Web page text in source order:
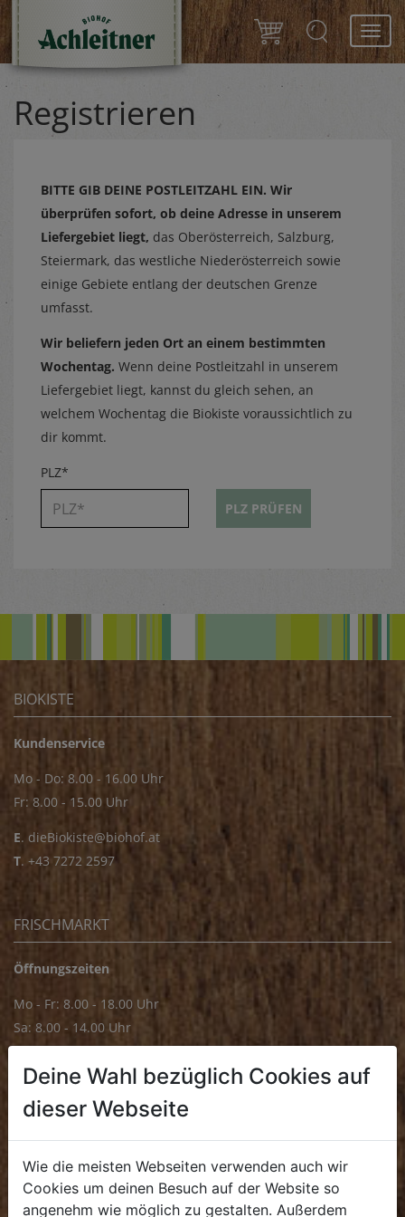
Registrieren
BITTE GIB DEINE POSTLEITZAHL EIN. Wir
überprüfen sofort, ob deine Adresse in unserem
Liefergebiet liegt, das Oberösterreich, Salzburg,
Steiermark, das westliche Niederösterreich sowie
einige Gebiete entlang der deutschen Grenze
umfasst.
Wir beliefern jeden Ort an einem bestimmten
Wochentag. Wenn deine Postleitzahl in unserem
Liefergebiet liegt, kannst du gleich sehen, an
welchem Wochentag die Biokiste voraussichtlich zu
dir kommt.
PLZ*
PLZ PRÜFEN
BIOKISTE
Kundenservice
Mo - Do: 8.00 - 16.00 Uhr
Fr: 8.00 - 15.00 Uhr
E. dieBiokiste@biohof.at
T. +43 7272 2597
FRISCHMARKT
Öffnungszeiten
Mo - Fr: 8.00 - 18.00 Uhr
Sa: 8.00 - 14.00 Uhr
Mo - Fr: 8.00 - 16.00 Uhr
. +43 7272 4859 70
Deine Wahl bezüglich Cookies auf
dieser Webseite
Wie die meisten Webseiten verwenden auch wir
Cookies um deinen Besuch auf der Website so
angenehm wie möglich zu gestalten. Außerdem